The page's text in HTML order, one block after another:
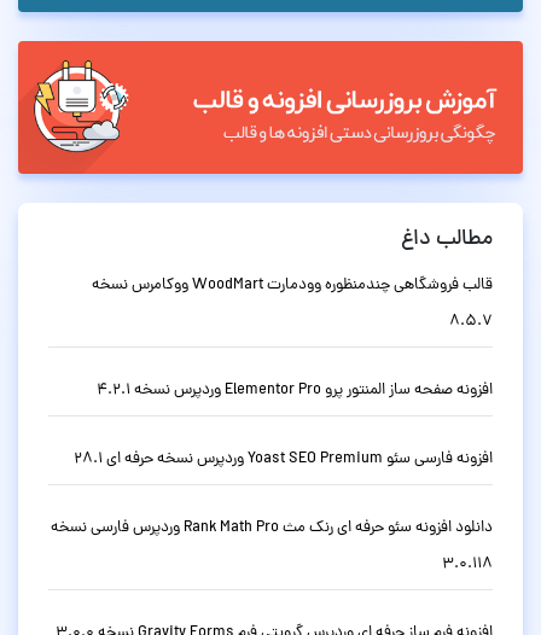
مطالب داغ
قالب فروشگاهی چندمنظوره وودمارت WoodMart ووکامرس نسخه
8.5.7
افزونه صفحه ساز المنتور پرو Elementor Pro وردپرس نسخه 4.2.1
افزونه فارسی سئو Yoast SEO Premium وردپرس نسخه حرفه ای 28.1
دانلود افزونه سئو حرفه ای رنک مث Rank Math Pro وردپرس فارسی نسخه
3.0.118